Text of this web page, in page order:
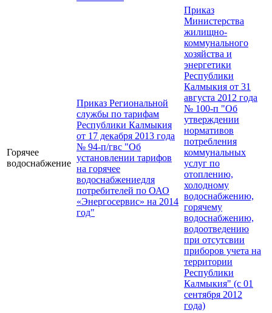
Горячее
водоснабжение
Приказ Региональной
службы по тарифам
Республики Калмыкия
от 17 декабря 2013 года
№ 94-п/гвс "Об
установлении тарифов
на горячее
водоснабжениедля
потребителей по ОАО
«Энергосервис» на 2014
год"
Приказ
Министерства
жилищно-
коммунального
хозяйства и
энергетики
Республики
Калмыкия от 31
августа 2012 года
№ 100-п "Об
утверждении
нормативов
потребления
коммунальных
услуг по
отоплению,
холодному
водоснабжению,
горячему
водоснабжению,
водоотведению
при отсутсвии
приборов учета на
территории
Республики
Калмыкия" (с 01
сентября 2012
года)